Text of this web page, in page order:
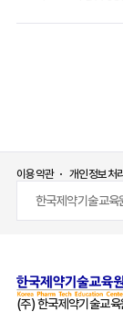
이용약관 개인정보처
(주) 한국제약기술교육